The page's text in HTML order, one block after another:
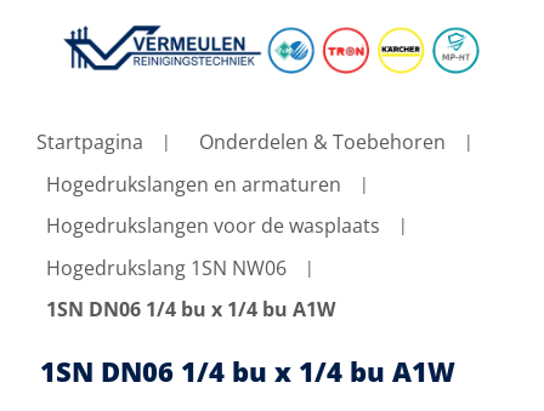
Startpagina
Onderdelen & Toebehoren
Hogedrukslangen en armaturen
Hogedrukslangen voor de wasplaats
Hogedrukslang 1SN NW06
1SN DN06 1/4 bu x 1/4 bu A1W
1SN DN06 1/4 bu x 1/4 bu A1W